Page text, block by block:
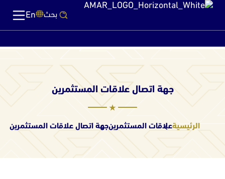
بحث En
جهة اتصال علاقات المستثمرين
الرئيسيةعلاقات المستثمرينجهة اتصال علاقات المستثمرين